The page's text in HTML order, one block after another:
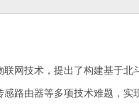
网技术，提出了构建基于北
路由器等多项技术难题，实